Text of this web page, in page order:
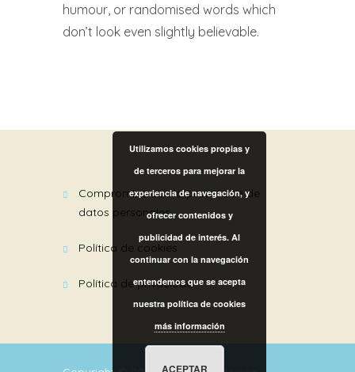
humour, or randomised words which
don’t look even slightly believable.
compromiso con la protección de
datos personales
política de cookies
política de privacidad
Utilizamos cookies propias y
de terceros para mejorar la
experiencia de navegación, y
ofrecer contenidos y
publicidad de interés. Al
continuar con la navegación
entendemos que se acepta
nuestra política de cookies
más información
ACEPTAR